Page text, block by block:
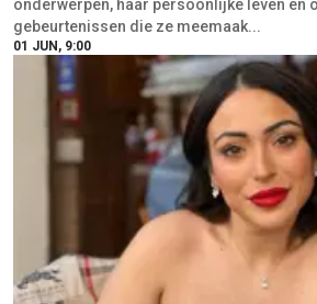
onderwerpen, haar persoonlijke leven en
gebeurtenissen die ze meemaak...
01 JUN, 9:00